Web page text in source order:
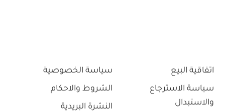
اتفاقية البيع
سياسة الاسترجاع
والاستبدال
سياسة الخصوصية
الشروط والاحكام
النشرة البريدية